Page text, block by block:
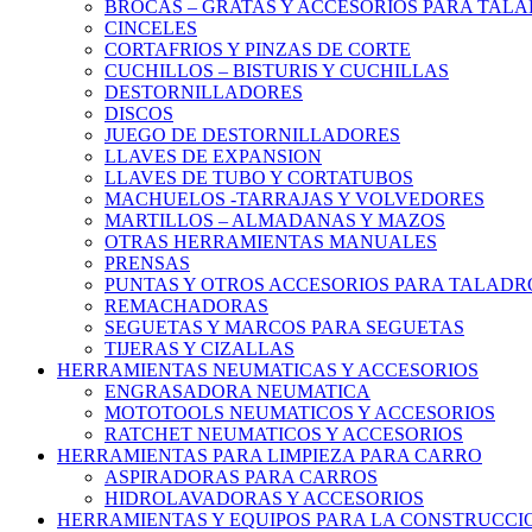
BROCAS – GRATAS Y ACCESORIOS PARA
CINCELES
CORTAFRIOS Y PINZAS DE CORTE
CUCHILLOS – BISTURIS Y CUCHILLAS
DESTORNILLADORES
DISCOS
JUEGO DE DESTORNILLADORES
LLAVES DE EXPANSION
LLAVES DE TUBO Y CORTATUBOS
MACHUELOS -TARRAJAS Y VOLVEDORES
MARTILLOS – ALMADANAS Y MAZOS
OTRAS HERRAMIENTAS MANUALES
PRENSAS
PUNTAS Y OTROS ACCESORIOS PARA
REMACHADORAS
SEGUETAS Y MARCOS PARA SEGUETAS
TIJERAS Y CIZALLAS
HERRAMIENTAS NEUMATICAS Y ACCESORIOS
ENGRASADORA NEUMATICA
MOTOTOOLS NEUMATICOS Y ACCESORIOS
RATCHET NEUMATICOS Y ACCESORIOS
HERRAMIENTAS PARA LIMPIEZA PARA CARRO
ASPIRADORAS PARA CARROS
HIDROLAVADORAS Y ACCESORIOS
HERRAMIENTAS Y EQUIPOS PARA LA